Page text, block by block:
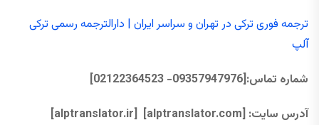
ترجمه فوری ترکی در تهران و سراسر ایران | دارالترجمه رسمی ترکی
آلپ
شماره تماس:
[09357947976- 02122364523]
آدرس سایت: [alptranslator.com]
[alptranslator.ir]